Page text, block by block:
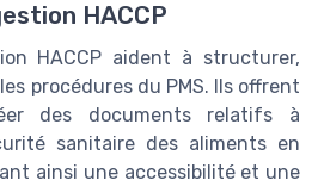
HACCP
HACCP aident à structurer,
procédures du PMS. Ils offrent
des documents relatifs à
sanitaire des aliments en
ainsi une accessibilité et une